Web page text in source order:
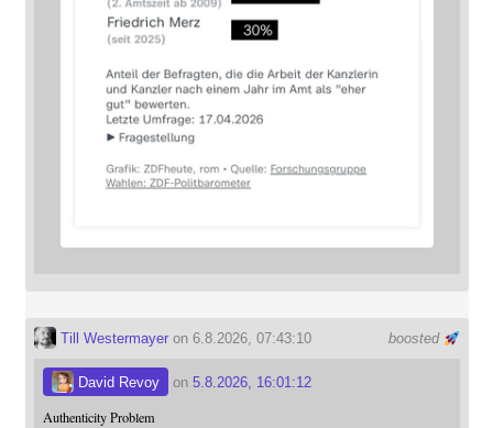
boosted
Till Westermayeron 6.8.2026, 07:43:10
David Revoy on 5.8.2026, 16:01:12
Authenticity Problem